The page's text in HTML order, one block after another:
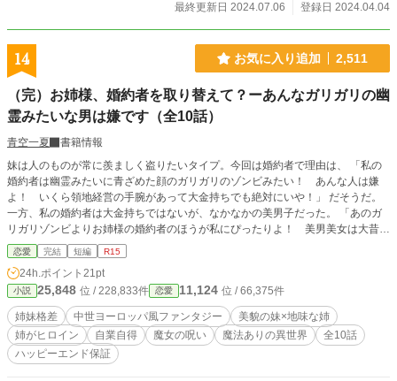
最終更新日 2024.07.06
登録日 2024.04.04
14 お気に入り追加 2,511
（完）お姉様、婚約者を取り替えて？ーあんなガリガリの幽
霊みたいな男は嫌です（全10話）
青空一夏
書籍情報
妹は人のものが常に羨ましく盗りたいタイプ。今回は婚約者で理由は、 「私の
婚約者は幽霊みたいに青ざめた顔のガリガリのゾンビみたい！ あんな人は嫌
よ！ いくら領地経営の手腕があって大金持ちでも絶対にいや！」 だそうだ。
一方、私の婚約者は大金持ちではないが、なかなかの美男子だった。 「あのガ
リガリゾンビよりお姉様の婚約者のほうが私にぴったりよ！ 美男美女は大昔か
ら皆に祝福されるのよ？」と言う妹。 両親は妹に甘く私に、 「お姉ちゃんなの
だから、交換してあげなさい」と言った。 私の婚約者は「可愛い妹のほうが嬉
しい」と言った。妹は私より綺麗で可愛い。 私は言われるまま妹の婚約者に嫁
いだ。彼には秘密があって…… 魔法ありの世界で魔女様が最初だけ出演しま
す。 ⸜🌻⸝‍姉の夫を羨ましがり、悪巧みをしかけようとする妹の自業自得を描い
た物語。とことん、性格の悪い妹に胸くそ注意です。ざまぁ要素ありですが、残
酷ではありません。 タグはあとから追加するかもしれません。
恋愛 完結 短編 R15
24h.ポイント 21pt
小説 25,848 位 / 228,833件 恋愛 11,124 位 / 66,375件
姉妹格差 中世ヨーロッパ風ファンタジー
美貌の妹×地味な姉
姉がヒロイン
自業自得 魔女の呪い 魔法ありの異世界
全10話
ハッピーエンド保証